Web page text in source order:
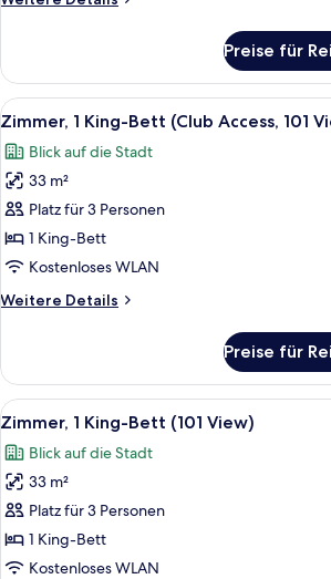
View)
2 Einzelbetten
(Club
Access,
View)
Preise für
Alle
Fotos
für
Zimmer,
1 King-
Bett
(Club
101
Ein
7
Zimmer, 1 King-Bett (Club Access, 101
Blick auf die Stadt
33 m²
Platz für 3 Personen
1 King-Bett
Kostenloses WLAN
Weitere Details
Weitere
1 King-
Bett
(Club
101
View)
Preise für
Alle
Fotos
für
Zimmer,
1 King-
Bett
(101
Ein
4
Zimmer, 1 King-Bett (101 View)
Blick auf die Stadt
33 m²
Platz für 3 Personen
1 King-Bett
Kostenloses WLAN